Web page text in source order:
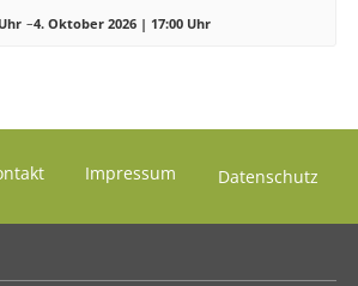
–4. Oktober 2026 | 17:00 Uhr
Impressum Datenschutz